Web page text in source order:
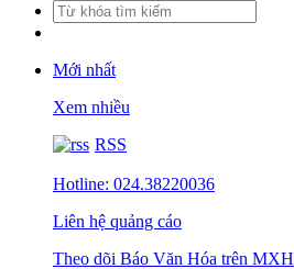
Mới nhất
Xem nhiều
RSS
Hotline: 024.38220036
Liên hệ quảng cáo
Theo dõi Báo Văn Hóa trên MXH